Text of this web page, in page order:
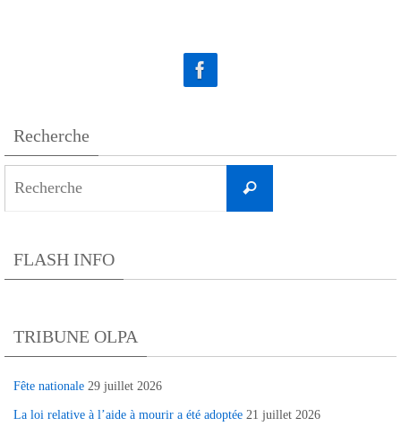
Recherche
Recherche
FLASH INFO
TRIBUNE OLPA
Fête nationale 29 juillet 2026
La loi relative à l’aide à mourir a été adoptée 21 juillet 2026